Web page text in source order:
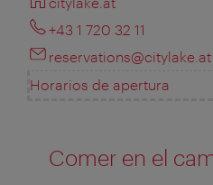
+43 1 720 32 11
reservations@citylake.at
Horarios de apertura
Comer en el